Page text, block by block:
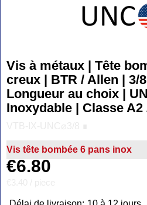
Vis à métaux | Tête
creux | BTR / Allen | 3/
Longueur au choix |
Inoxydable | Classe A2
Vis tête bombée 6 pans inox
€6.80